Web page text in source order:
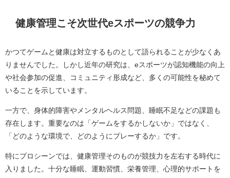
健康管理こそ次世代eスポーツの競争力
かつてゲームと健康は対立するものとして語られることが少なくあ
りませんでした。しかし近年の研究は、eスポーツが認知機能の向上
や社会参加の促進、コミュニティ形成など、多くの可能性を秘めて
いることを示しています。
一方で、身体的障害やメンタルヘルス問題、睡眠不足などの課題も
存在します。重要なのは「ゲームをするかしないか」ではなく、
「どのような環境で、どのようにプレーするか」です。
特にプロシーンでは、健康管理そのものが競技力を左右する時代に
入りました。十分な睡眠、運動習慣、栄養管理、心理的サポートを